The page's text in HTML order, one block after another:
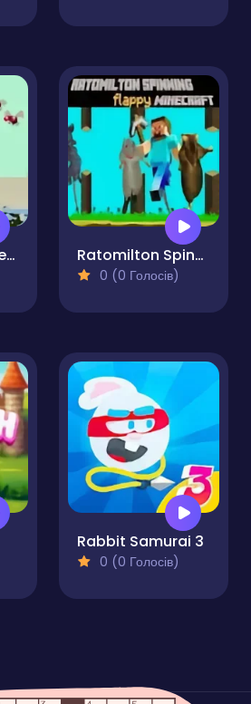
Web Slinger Insect Capture Challenge Ratomilton Spinning Flappy Minecraft
0 (0 Голосів)
Rabbit Samurai 3
0 (0 Голосів)